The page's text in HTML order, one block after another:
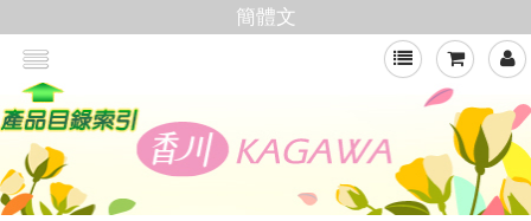
簡體文